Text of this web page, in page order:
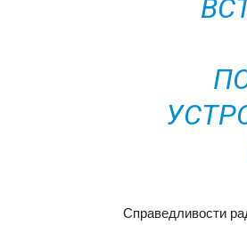
Справедливости